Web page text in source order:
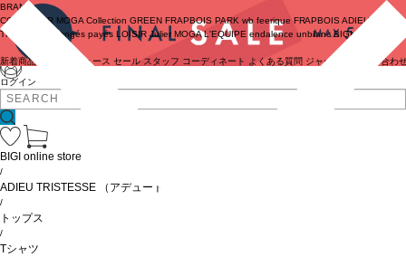
ログイン
BRAND
COUTURIER MOGA Collection GREEN FRAPBOIS PARK wb feerique FRAPBOIS ADIEU
TRISTESSE
congés payés LOISIR Julier MOGA L'EQUIPE endalence unbilanc BIGI online store
新着商品 ニュース セール スタッフ コーディネート よくある質問 ジャーナル お問い合わ
BIGI online store
/
ADIEU TRISTESSE （アデュートリステス）
/
トップス
/
Tシャツ